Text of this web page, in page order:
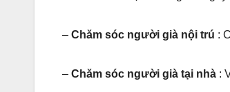
– Chăm sóc người già nội trú :
– Chăm sóc người già tại nhà :